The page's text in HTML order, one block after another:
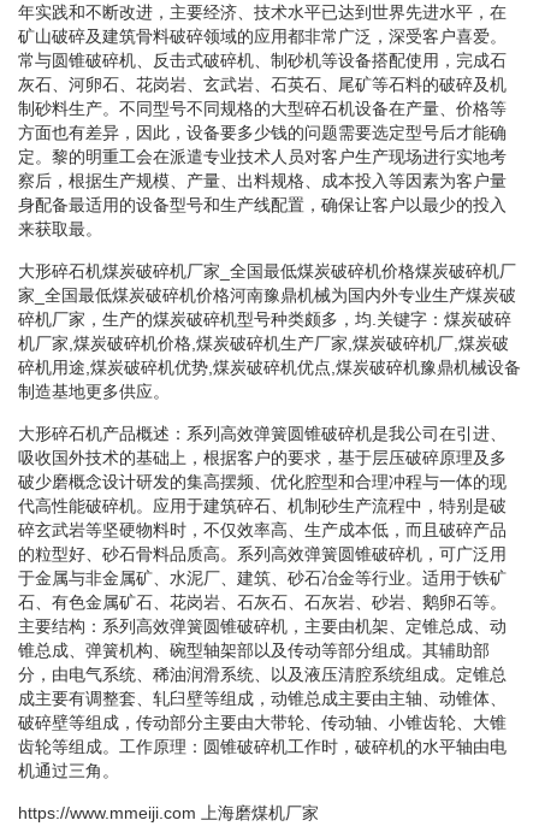
年实践和不断改进，主要经济、技术水平已达到世界先进水平，在
矿山破碎及建筑骨料破碎领域的应用都非常广泛，深受客户喜爱。
常与圆锥破碎机、反击式破碎机、制砂机等设备搭配使用，完成石
灰石、河卵石、花岗岩、玄武岩、石英石、尾矿等石料的破碎及机
制砂料生产。不同型号不同规格的大型碎石机设备在产量、价格等
方面也有差异，因此，设备要多少钱的问题需要选定型号后才能确
定。黎的明重工会在派遣专业技术人员对客户生产现场进行实地考
察后，根据生产规模、产量、出料规格、成本投入等因素为客户量
身配备最适用的设备型号和生产线配置，确保让客户以最少的投入
来获取最。
大形碎石机煤炭破碎机厂家_全国最低煤炭破碎机价格煤炭破碎机厂
家_全国最低煤炭破碎机价格河南豫鼎机械为国内外专业生产煤炭破
碎机厂家，生产的煤炭破碎机型号种类颇多，均.关键字：煤炭破碎
机厂家,煤炭破碎机价格,煤炭破碎机生产厂家,煤炭破碎机厂,煤炭破
碎机用途,煤炭破碎机优势,煤炭破碎机优点,煤炭破碎机豫鼎机械设备
制造基地更多供应。
大形碎石机产品概述：系列高效弹簧圆锥破碎机是我公司在引进、
吸收国外技术的基础上，根据客户的要求，基于层压破碎原理及多
破少磨概念设计研发的集高摆频、优化腔型和合理冲程与一体的现
代高性能破碎机。应用于建筑碎石、机制砂生产流程中，特别是破
碎玄武岩等坚硬物料时，不仅效率高、生产成本低，而且破碎产品
的粒型好、砂石骨料品质高。系列高效弹簧圆锥破碎机，可广泛用
于金属与非金属矿、水泥厂、建筑、砂石冶金等行业。适用于铁矿
石、有色金属矿石、花岗岩、石灰石、石灰岩、砂岩、鹅卵石等。
主要结构：系列高效弹簧圆锥破碎机，主要由机架、定锥总成、动
锥总成、弹簧机构、碗型轴架部以及传动等部分组成。其辅助部
分，由电气系统、稀油润滑系统、以及液压清腔系统组成。定锥总
成主要有调整套、轧臼壁等组成，动锥总成主要由主轴、动锥体、
破碎壁等组成，传动部分主要由大带轮、传动轴、小锥齿轮、大锥
齿轮等组成。工作原理：圆锥破碎机工作时，破碎机的水平轴由电
机通过三角。
https://www.mmeiji.com 上海磨煤机厂家